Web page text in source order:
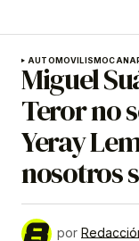
AUTOMOVILISMO
Miguel
Teror no
Yeray
nosotros
por